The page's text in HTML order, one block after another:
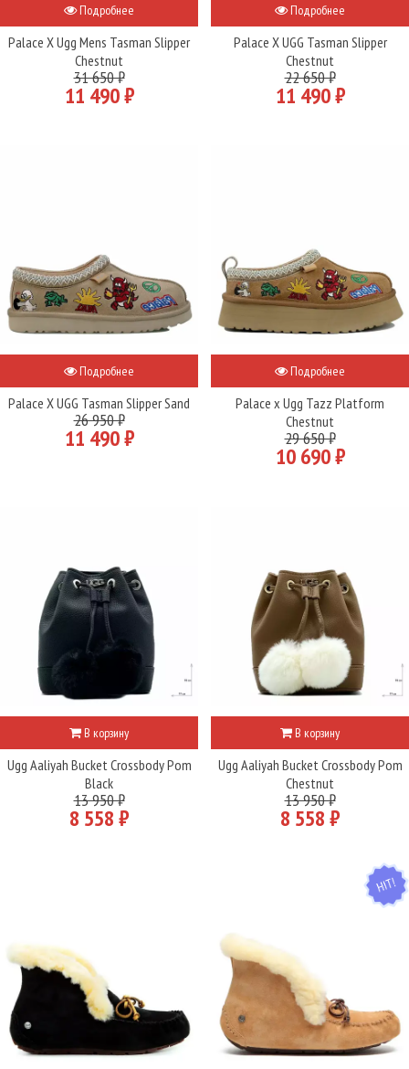
Подробнее
Palace X Ugg Mens Tasman Slipper
Chestnut
31 650 ₽
11 490 ₽
Подробнее
Palace X UGG Tasman Slipper
Chestnut
22 650 ₽
11 490 ₽
Подробнее
Palace X UGG Tasman Slipper Sand
26 950 ₽
11 490 ₽
Подробнее
Palace x Ugg Tazz Platform
Chestnut
29 650 ₽
10 690 ₽
В корзину
Ugg Aaliyah Bucket Crossbody Pom
Black
13 950 ₽
8 558 ₽
В корзину
Ugg Aaliyah Bucket Crossbody Pom
Chestnut
13 950 ₽
8 558 ₽
HIT